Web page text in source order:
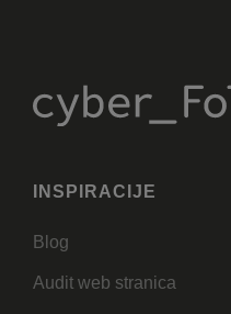
INSPIRACIJE
Blog
Audit web stranica